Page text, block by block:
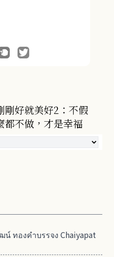
剛好就美好2：不假
都不做，才是幸福
น์ ทองคำบรรจง Chaiyapat